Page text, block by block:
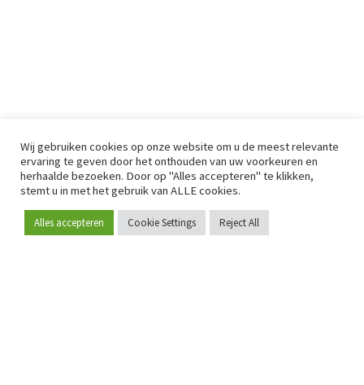
Word lid
Wij gebruiken cookies op onze website om u de meest relevante
ervaring te geven door het onthouden van uw voorkeuren en
herhaalde bezoeken. Door op "Alles accepteren" te klikken,
stemt u in met het gebruik van ALLE cookies.
Alles accepteren Cookie Settings Reject All